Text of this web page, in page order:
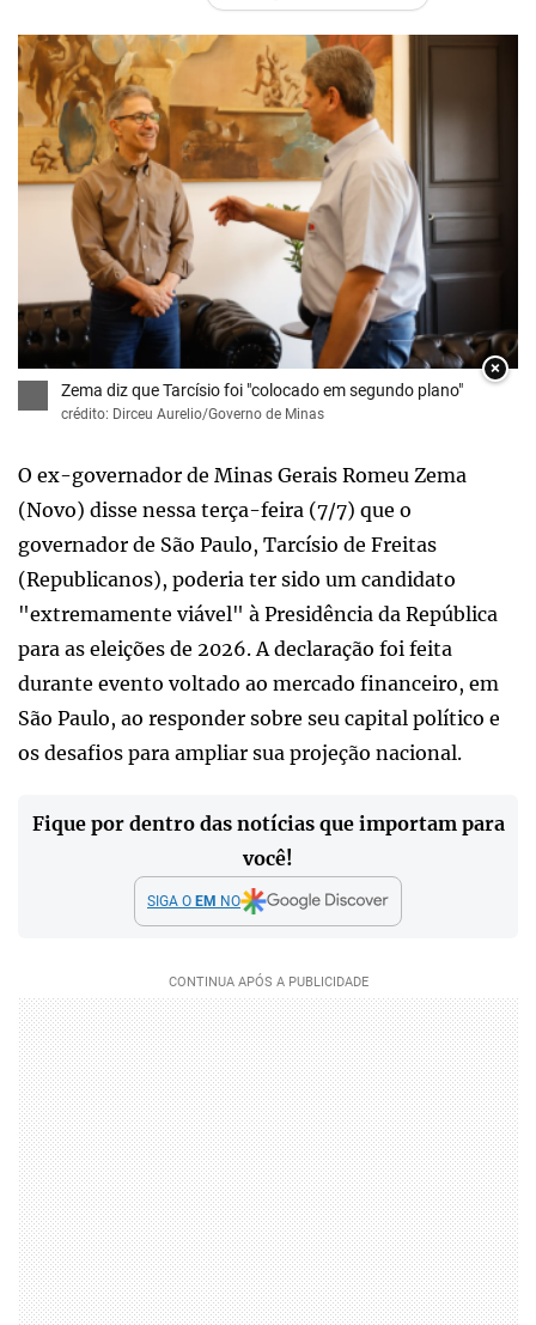
×
Zema diz que Tarcísio foi "colocado em segundo plano"
crédito: Dirceu Aurelio/Governo de Minas
O ex-governador de Minas Gerais Romeu Zema
(Novo) disse nessa terça-feira (7/7) que o
governador de São Paulo, Tarcísio de Freitas
(Republicanos), poderia ter sido um candidato
"extremamente viável" à Presidência da República
para as eleições de 2026. A declaração foi feita
durante evento voltado ao mercado financeiro, em
São Paulo, ao responder sobre seu capital político e
os desafios para ampliar sua projeção nacional.
Fique por dentro das notícias que importam para
você!
SIGA O EM NO